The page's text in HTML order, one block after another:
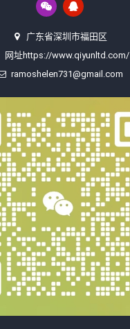
广东省深圳市福田区
网址https://www.qiyunltd.com/
ramoshelen731@gmail.com